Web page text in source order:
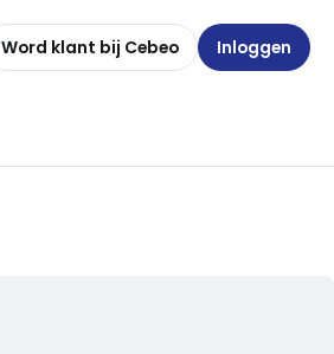
Word klant bij Cebeo Inloggen